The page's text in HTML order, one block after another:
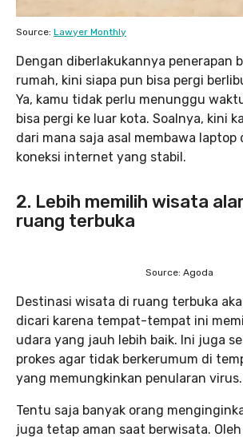
Source: Lawyer Monthly
Dengan diberlakukannya penerapan
rumah, kini siapa pun bisa pergi
Ya, kamu tidak perlu menunggu
bisa pergi ke luar kota. Soalnya, kini
dari mana saja asal membawa laptop
koneksi internet yang stabil.
2. Lebih memilih wisata
ruang terbuka
Source: Agoda
Destinasi wisata di ruang terbuka
dicari karena tempat-tempat ini
udara yang jauh lebih baik. Ini juga
prokes agar tidak berkerumum di
yang memungkinkan penularan virus.
Tentu saja banyak orang
juga tetap aman saat berwisata.